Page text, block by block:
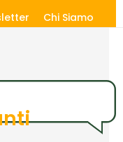
Chi Siamo